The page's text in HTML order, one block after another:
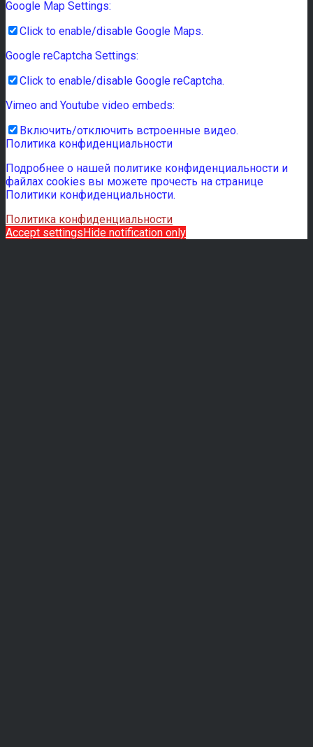
Google Map Settings:
Click to enable/disable Google Maps.
Google reCaptcha Settings:
Click to enable/disable Google reCaptcha.
Vimeo and Youtube video embeds:
Включить/отключить встроенные видео.
Политика конфиденциальности
Подробнее о нашей политике конфиденциальности и
файлах cookies вы можете прочесть на странице
Политики конфиденциальности.
Политика конфиденциальности
Accept settingsHide notification only